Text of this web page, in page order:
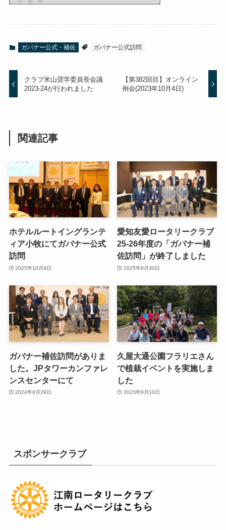
ガバナー公式・補佐 ガバナー公式訪問
クラブ米山奨学委員長会議
2023-24が行われました
【第382回目】オンライン
例会(2023年10月4日)
関連記事
ホテルルートイングランテ
ィア小牧にてガバナー公式
訪問
2025年10月9日
愛知友愛ロータリークラブ
25-26年度の「ガバナー補
佐訪問」が終了しました
2025年8月30日
ガバナー補佐訪問がありま
した。JPタワーカンファレ
ンスセンターにて
2024年9月29日
久屋大通公園フラリエさん
で植栽イベントを実施しま
した
2023年9月10日
スポンサークラブ